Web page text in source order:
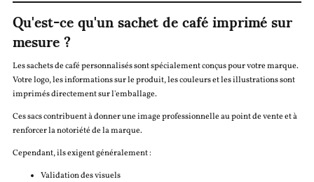
Qu'est-ce qu'un sachet de café imprimé sur
mesure ?
Les sachets de café personnalisés sont spécialement conçus pour votre marque.
Votre logo, les informations sur le produit, les couleurs et les illustrations sont
imprimés directement sur l'emballage.
Ces sacs contribuent à donner une image professionnelle au point de vente et à
renforcer la notoriété de la marque.
Cependant, ils exigent généralement :
Validation des visuels